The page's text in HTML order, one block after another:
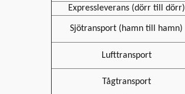
Expressleverans (dörr till dörr)
Sjötransport (hamn till hamn)
Lufttransport
Tågtransport